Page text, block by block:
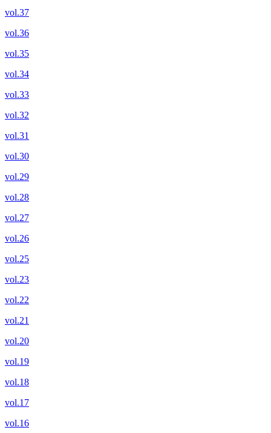
vol.37
vol.36
vol.35
vol.34
vol.33
vol.32
vol.31
vol.30
vol.29
vol.28
vol.27
vol.26
vol.25
vol.23
vol.22
vol.21
vol.20
vol.19
vol.18
vol.17
vol.16